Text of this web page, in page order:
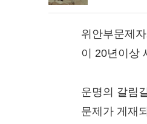
위안부문제
이 20년이상
운명의 갈림
문제가 게재